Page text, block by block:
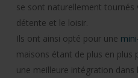
se sont naturellement tournés
détente et le loisir.
Ils ont ainsi opté pour une
maisons étant de plus en plus
une meilleure intégration dans